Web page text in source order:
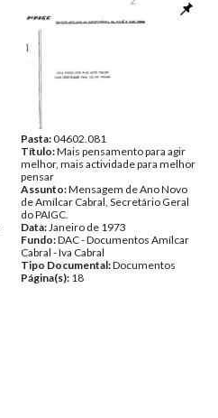
Pasta:04602.081
Título:Mais pensamento para agir
melhor, mais actividade para melhor
pensar
Assunto:Mensagem de Ano Novo
de Amílcar Cabral, Secretário Geral
do PAIGC.
Data:Janeiro de 1973
Fundo:DAC - Documentos Amílcar
Cabral - Iva Cabral
Tipo Documental:Documentos
Página(s): 18